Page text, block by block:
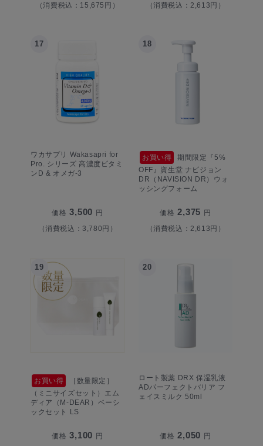
（消費税込：15,675円）
（消費税込：2,613円）
17
ワカサプリ Wakasapri for
Pro. シリーズ 高濃度ビタミ
ンD & オメガ-3
価格 3,500 円
（消費税込：3,780円）
18
お買い得
期間限定『5%
OFF』資生堂 ナビジョン
DR（NAVISION DR）ウォ
ッシングフォーム
価格 2,375 円
（消費税込：2,613円）
19
お買い得
［数量限定］
（ミニサイズセット）エム
ディア（M-DEAR）ベーシ
ックセット LS
価格 3,100 円
20
ロート製薬 DRX 保湿乳液
ADパーフェクトバリア フ
ェイスミルク 50ml
価格 2,050 円